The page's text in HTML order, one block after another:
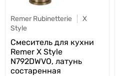
Remer Rubinetterie
X
Style
Cмеситель для кухни
Remer X Style
N792DWVO, латунь
состаренная